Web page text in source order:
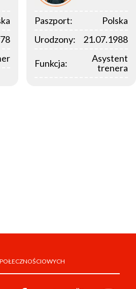
Paszport:
Polska
Urodzony:
21.07.1988
Funkcja:
Asystent
trenera